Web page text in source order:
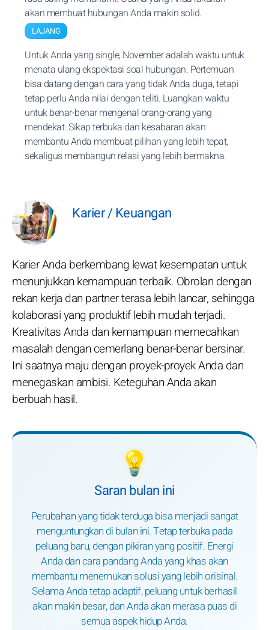
akan membuat hubungan Anda makin solid.
LAJANG
Untuk Anda yang single, November adalah waktu untuk
menata ulang ekspektasi soal hubungan. Pertemuan
bisa datang dengan cara yang tidak Anda duga, tetapi
tetap perlu Anda nilai dengan teliti. Luangkan waktu
untuk benar-benar mengenal orang-orang yang
mendekat. Sikap terbuka dan kesabaran akan
membantu Anda membuat pilihan yang lebih tepat,
sekaligus membangun relasi yang lebih bermakna.
Karier / Keuangan
Karier Anda berkembang lewat kesempatan untuk
menunjukkan kemampuan terbaik. Obrolan dengan
rekan kerja dan partner terasa lebih lancar, sehingga
kolaborasi yang produktif lebih mudah terjadi.
Kreativitas Anda dan kemampuan memecahkan
masalah dengan cemerlang benar-benar bersinar.
Ini saatnya maju dengan proyek-proyek Anda dan
menegaskan ambisi. Keteguhan Anda akan
berbuah hasil.
💡
Saran bulan ini
Perubahan yang tidak terduga bisa menjadi sangat
menguntungkan di bulan ini. Tetap terbuka pada
peluang baru, dengan pikiran yang positif. Energi
Anda dan cara pandang Anda yang khas akan
membantu menemukan solusi yang lebih orisinal.
Selama Anda tetap adaptif, peluang untuk berhasil
akan makin besar, dan Anda akan merasa puas di
semua aspek hidup Anda.